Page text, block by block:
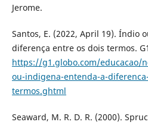
Jerome.
Santos, E. (2022, April 19). Índio
diferença entre os dois termos.
https://g1.globo.com/educacao/
ou-indigena-entenda-a-
termos.ghtml
Seaward, M. R. D. R. (2000).